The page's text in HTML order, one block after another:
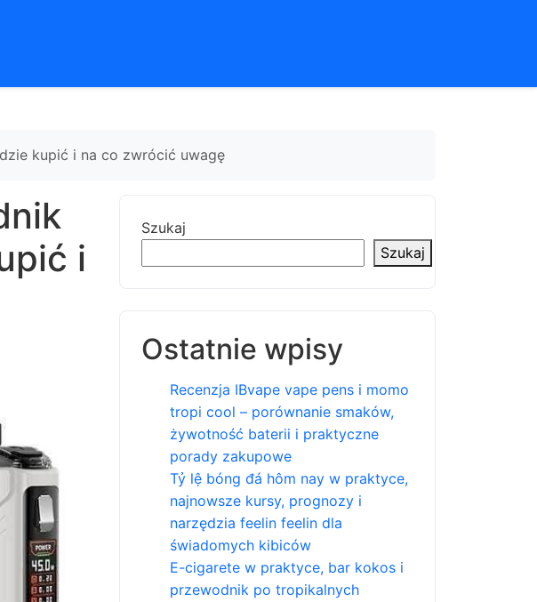
kupić i na co zwrócić uwagę
i
Szukaj
Szukaj
Ostatnie wpisy
Recenzja IBvape vape pens i momo
tropi cool – porównanie smaków,
żywotność baterii i praktyczne
porady zakupowe
Tỷ lệ bóng đá hôm nay w praktyce,
najnowsze kursy, prognozy i
narzędzia feelin feelin dla
świadomych kibiców
E-cigarete w praktyce, bar kokos i
przewodnik po tropikalnych